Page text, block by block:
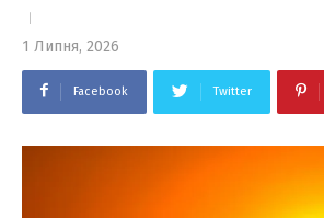
1 Липня, 2026
Facebook Twitter